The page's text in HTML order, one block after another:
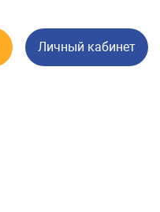
Личный кабинет